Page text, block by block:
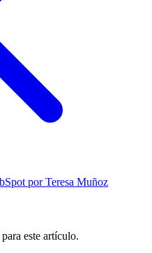
por Teresa Muñoz
este artículo.